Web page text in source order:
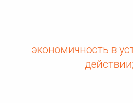
экономичность в
действии;